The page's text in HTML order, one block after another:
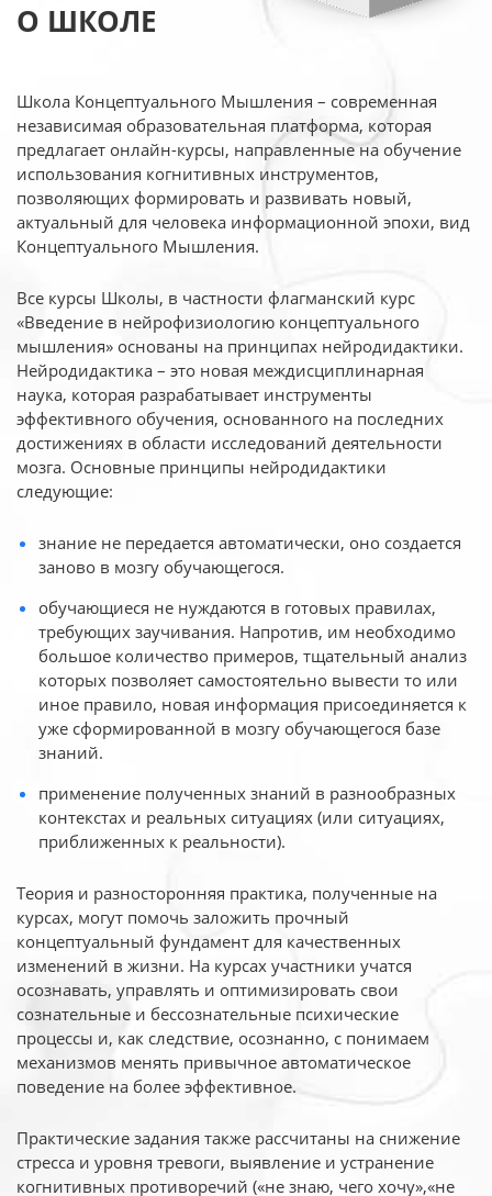
О ШКОЛЕ
Школа Концептуального Мышления – современная
независимая образовательная платформа, которая
предлагает онлайн-курсы, направленные на обучение
использования когнитивных инструментов,
позволяющих формировать и развивать новый,
актуальный для человека информационной эпохи, вид
Концептуального Мышления.
Все курсы Школы, в частности флагманский курс
«Введение в нейрофизиологию концептуального
мышления» основаны на принципах нейродидактики.
Нейродидактика – это новая междисциплинарная
наука, которая разрабатывает инструменты
эффективного обучения, основанного на последних
достижениях в области исследований деятельности
мозга. Основные принципы нейродидактики
следующие:
знание не передается автоматически, оно создается
заново в мозгу обучающегося.
обучающиеся не нуждаются в готовых правилах,
требующих заучивания. Напротив, им необходимо
большое количество примеров, тщательный анализ
которых позволяет самостоятельно вывести то или
иное правило, новая информация присоединяется к
уже сформированной в мозгу обучающегося базе
знаний.
применение полученных знаний в разнообразных
контекстах и реальных ситуациях (или ситуациях,
приближенных к реальности).
Теория и разносторонняя практика, полученные на
курсах, могут помочь заложить прочный
концептуальный фундамент для качественных
изменений в жизни. На курсах участники учатся
осознавать, управлять и оптимизировать свои
сознательные и бессознательные психические
процессы и, как следствие, осознанно, с понимаем
механизмов менять привычное автоматическое
поведение на более эффективное.
Практические задания также рассчитаны на снижение
стресса и уровня тревоги, выявление и устранение
когнитивных противоречий («не знаю, чего хочу»,«не